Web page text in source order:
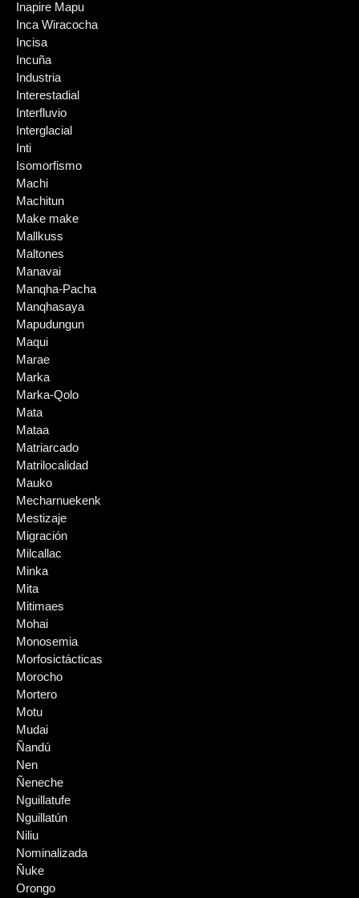
Inapire Mapu
Inca Wiracocha
Incisa
Incuña
Industria
Interestadial
Interfluvio
Interglacial
Inti
Isomorfismo
Machi
Machitun
Make make
Mallkuss
Maltones
Manavai
Manqha-Pacha
Manqhasaya
Mapudungun
Maqui
Marae
Marka
Marka-Qolo
Mata
Mataa
Matriarcado
Matrilocalidad
Mauko
Mecharnuekenk
Mestizaje
Migración
Milcallac
Minka
Mita
Mitimaes
Mohai
Monosemia
Morfosictácticas
Morocho
Mortero
Motu
Mudai
Ñandú
Nen
Ñeneche
Nguillatufe
Nguillatún
Niliu
Nominalizada
Ñuke
Orongo